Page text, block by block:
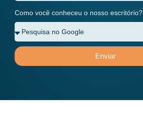
Como você conheceu o nosso escritório?
Enviar